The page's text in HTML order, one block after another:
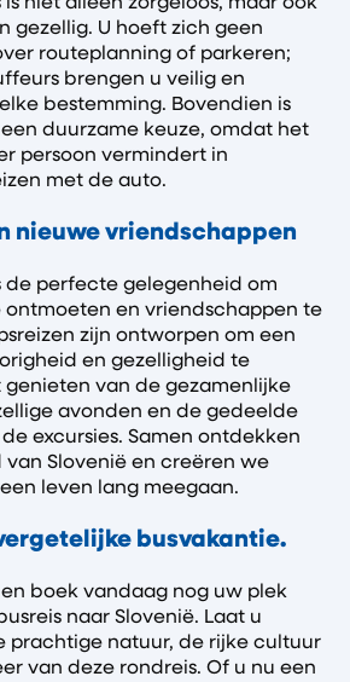
gezellig. U hoeft zich geen
routeplanning of parkeren;
brengen u veilig en
bestemming. Bovendien is
duurzame keuze, omdat het
persoon vermindert in
met de auto.
nieuwe vriendschappen
de perfecte gelegenheid om
ontmoeten en vriendschappen te
zijn ontworpen om een
en gezelligheid te
genieten van de gezamenlijke
avonden en de gedeelde
excursies. Samen ontdekken
Slovenië en creëren we
leven lang meegaan.
busvakantie.
boek vandaag nog uw plek
naar Slovenië. Laat u
prachtige natuur, de rijke cultuur
van deze rondreis. Of u nu een